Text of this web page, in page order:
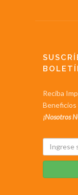
Reciba
Beneficios
¡Nosotros